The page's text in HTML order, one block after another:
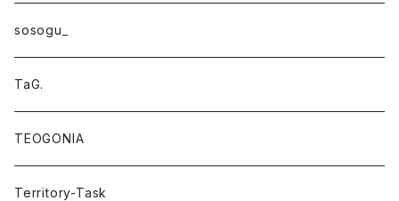
sosogu_
TaG.
TEOGONIA
Territory-Task